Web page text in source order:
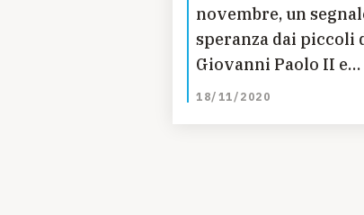
novembre, un
speranza dai piccoli
Giovanni Paolo II e
l'adesione dei Comuni
18/11/2020